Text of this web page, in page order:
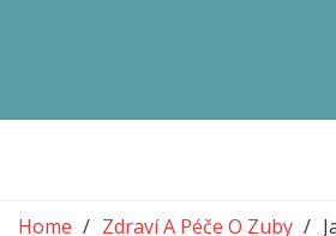
Home Zdraví A Péče O Zuby